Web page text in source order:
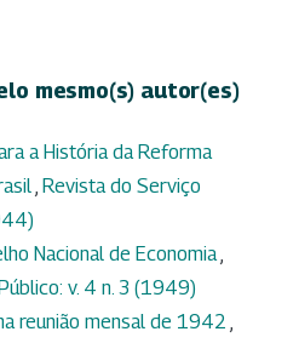
mesmo(s) autor(es)
a História da Reforma
, Revista do Serviço
Nacional de Economia,
v. 4 n. 3 (1949)
reunião mensal de 1942 ,